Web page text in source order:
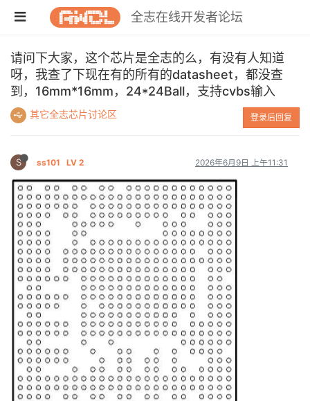
全志在线开发者论坛
请问下大家，这个芯片是全志的么，有没有人知道
呀，我查了下现在有的所有的datasheet，都没查
到，16mm*16mm，24*24Ball，支持cvbs输入
其它全志芯片讨论区 登录后回复
S ss101 LV 2 2026年6月9日 上午11:31